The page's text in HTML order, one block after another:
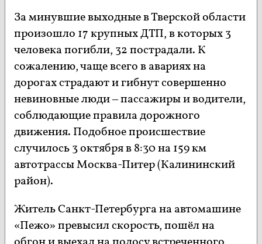
За минувшие выходные в Тверской области
произошло 17 крупных ДТП, в которых 3
человека погибли, 32 пострадали. К
сожалению, чаще всего в авариях на
дорогах страдают и гибнут совершенно
невиновные люди – пассажиры и водители,
соблюдающие правила дорожного
движения. Подобное происшествие
случилось 3 октября в 8:30 на 159 км
автотрассы Москва-Питер (Калининский
район).
Житель Санкт-Петербурга на автомашине
«Пежо» превысил скорость, пошёл на